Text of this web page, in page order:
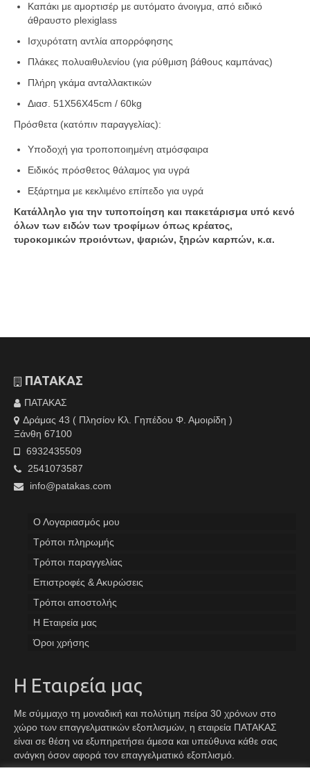
Καπάκι με αμορτισέρ με αυτόματο άνοιγμα, από ειδικό
άθραυστο plexiglass
Ισχυρότατη αντλία απορρόφησης
Πλάκες πολυαιθυλενίου (για ρύθμιση βάθους καμπάνας)
Πλήρη γκάμα ανταλλακτικών
Διασ. 51X56X45cm / 60kg
Πρόσθετα (κατόπιν παραγγελίας):
Υποδοχή για τροποποιημένη ατμόσφαιρα
Ειδικός πρόσθετος θάλαμος για υγρά
Εξάρτημα με κεκλιμένο επίπεδο για υγρά
Κατάλληλο για την τυποποίηση και πακετάρισμα υπό κενό
όλων των ειδών των τροφίμων όπως κρέατος,
τυροκομικών προιόντων, ψαριών, ξηρών καρπών, κ.α.
ΠΑΤΑΚΑΣ
ΠΑΤΑΚΑΣ
Δράμας 43 ( Πλησίον Κλ. Γηπέδου Φ. Αμοιρίδη )
Ξάνθη 67100
6932435509
2541073587
info@patakas.com
Ο Λογαριασμός μου
Tρόποι πληρωμής
Τρόποι παραγγελίας
Επιστροφές & Ακυρώσεις
Τρόποι αποστολής
Η Εταιρεία μας
Όροι χρήσης
Η Εταιρεία μας
Με σύμμαχο τη μοναδική και πολύτιμη πείρα 30 χρόνων στο
χώρο των επαγγελματικών εξοπλισμών, η εταιρεία ΠΑΤΑΚΑΣ
είναι σε θέση να εξυπηρετήσει άμεσα και υπεύθυνα κάθε σας
ανάγκη όσον αφορά τον επαγγελματικό εξοπλισμό.